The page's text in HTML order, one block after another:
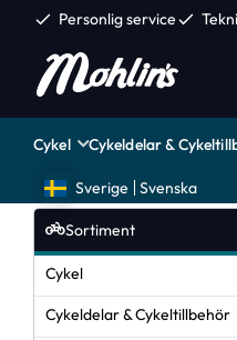
check Personlig servicecheck
Cykel Cykeldelar &
Sverige Svenska
Sortiment
Cykel
Cykeldelar & Cykeltillbehör